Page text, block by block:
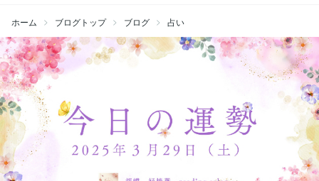
ホーム ブログトップ ブログ 占い